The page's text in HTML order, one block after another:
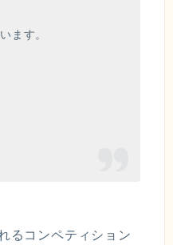
ます。
るコンペティション